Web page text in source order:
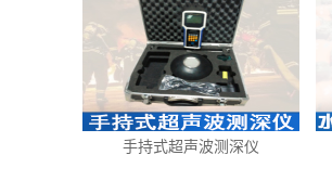
手持式超声波测深仪